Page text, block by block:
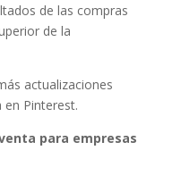
de las compras
de la
actualizaciones
en Pinterest.
para empresas